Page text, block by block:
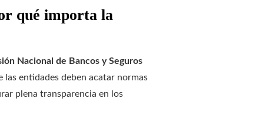
qué importa la
Nacional de Bancos y Seguros
las entidades deben acatar normas
plena transparencia en los